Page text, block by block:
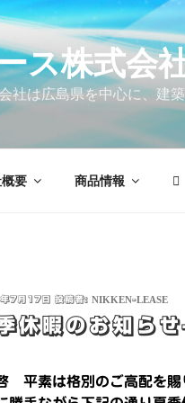
ス株式会
社は広島県を中心に、建
要 商品情報
7月17日 投稿者: NIKKEN-LEASE
休暇のお知ら
平素は格別のご高配を賜